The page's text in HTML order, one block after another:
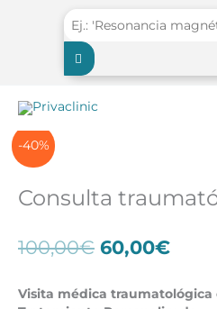
-40%
Consulta
100,00€ El
precio
era:
60,00€El
es:
Visita médica traumatológica